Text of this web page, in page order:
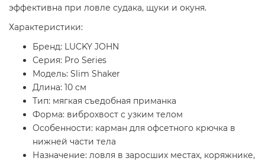
эффективна при ловле судака, щуки и окуня.
Характеристики:
Бренд: LUCKY JOHN
Серия: Pro Series
Модель: Slim Shaker
Длина: 10 см
Тип: мягкая съедобная приманка
Форма: виброхвост с узким телом
Особенности: карман для офсетного крючка в
нижней части тела
Назначение: ловля в заросших местах, коряжнике,